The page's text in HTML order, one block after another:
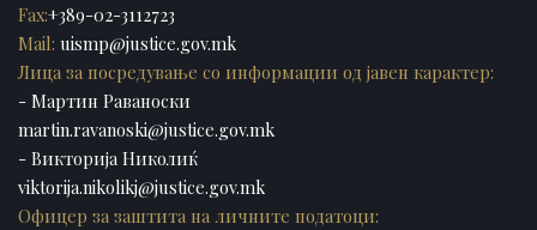
Fax:+389-02-3112723
Mail: uismp@justice.gov.mk
Лица за посредување со информации од јавен карактер:
- Мартин Раваноски
martin.ravanoski@justice.gov.mk
- Викторија Николиќ
viktorija.nikolikj@justice.gov.mk
Офицер за заштита на личните податоци: